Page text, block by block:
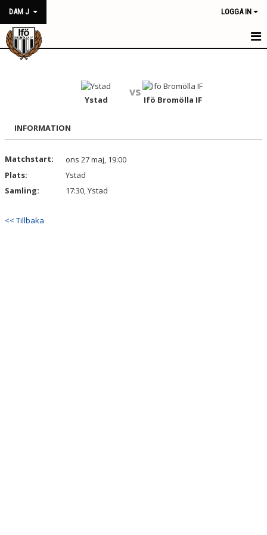
DAM J LOGGA IN
HEM
MATCHER
TRUPPEN
BILDGALLERI
Ystad
vs
Ifö Bromölla IF
INFORMATION
Matchstart:
ons 27 maj, 19:00
Plats:
Ystad
Samling:
17:30, Ystad
<< Tillbaka